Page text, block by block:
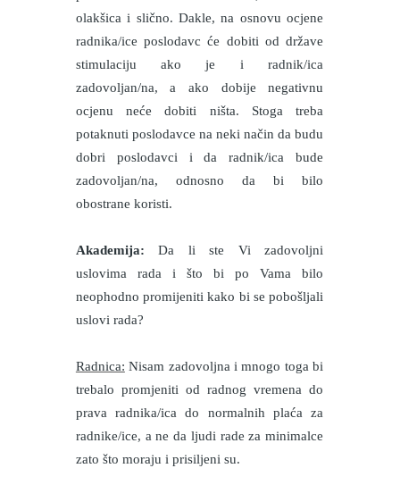
olakšica i slično. Dakle, na osnovu ocjene
radnika/ice poslodavc će dobiti od države
stimulaciju ako je i radnik/ica
zadovoljan/na, a ako dobije negativnu
ocjenu neće dobiti ništa. Stoga treba
potaknuti poslodavce na neki način da budu
dobri poslodavci i da radnik/ica bude
zadovoljan/na, odnosno da bi bilo
obostrane koristi.
Akademija:Da li ste Vi zadovoljni
uslovima rada i što bi po Vama bilo
neophodno promijeniti kako bi se pobošljali
uslovi rada?
Radnica: Nisam zadovoljna i mnogo toga bi
trebalo promjeniti od radnog vremena do
prava radnika/ica do normalnih plaća za
radnike/ice, a ne da ljudi rade za minimalce
zato što moraju i prisiljeni su.